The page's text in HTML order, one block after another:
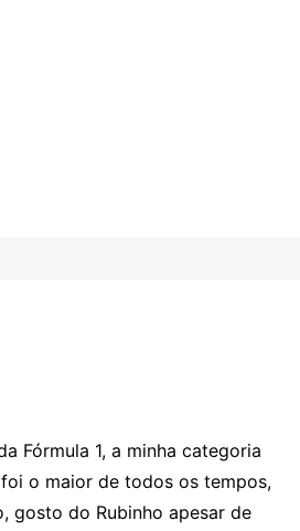
Fórmula 1, a minha categoria
o maior de todos os tempos,
gosto do Rubinho apesar de